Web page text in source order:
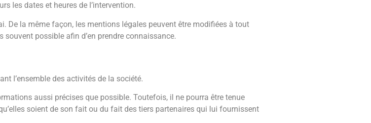
les dates et heures de l’intervention.
De la même façon, les mentions légales peuvent être modifiées à tout
souvent possible afin d’en prendre connaissance.
l’ensemble des activités de la société.
aussi précises que possible. Toutefois, il ne pourra être tenue
soient de son fait ou du fait des tiers partenaires qui lui fournissent